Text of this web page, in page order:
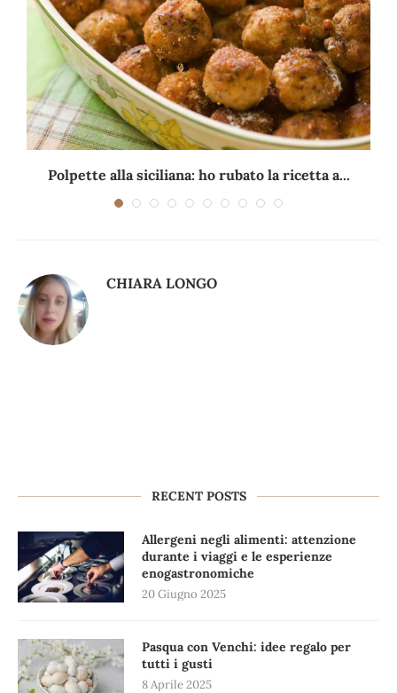
Polpette alla siciliana: ho rubato la ricetta a...
CHIARA LONGO
RECENT POSTS
Allergeni negli alimenti: attenzione
durante i viaggi e le esperienze
enogastronomiche
20 Giugno 2025
Pasqua con Venchi: idee regalo per
tutti i gusti
8 Aprile 2025